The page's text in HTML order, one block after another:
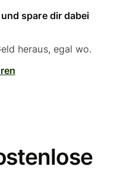
spare dir dabei
heraus, egal wo.